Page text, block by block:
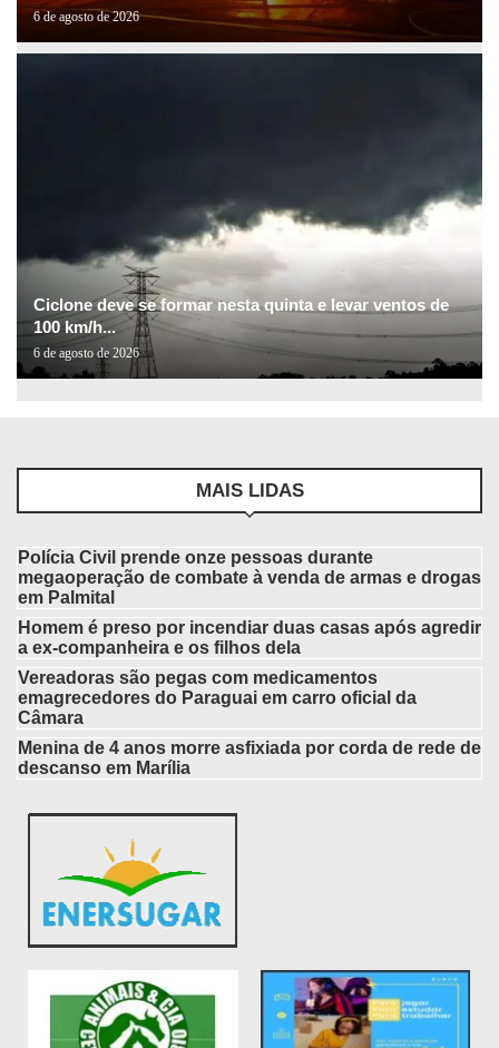
6 de agosto de 2026
Ciclone deve se formar nesta quinta e levar ventos de
100 km/h...
6 de agosto de 2026
MAIS LIDAS
Polícia Civil prende onze pessoas durante
megaoperação de combate à venda de armas e drogas
em Palmital
Homem é preso por incendiar duas casas após agredir
a ex-companheira e os filhos dela
Vereadoras são pegas com medicamentos
emagrecedores do Paraguai em carro oficial da
Câmara
Menina de 4 anos morre asfixiada por corda de rede de
descanso em Marília